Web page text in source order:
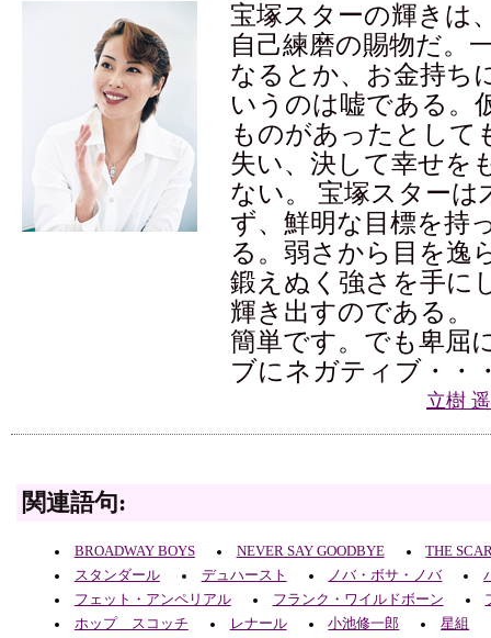
宝塚スターの輝きは
自己練磨の賜物だ。
なるとか、お金持ち
いうのは嘘である。
ものがあったとして
失い、決して幸せを
ない。 宝塚スターは
ず、鮮明な目標を持
る。弱さから目を逸
鍛えぬく強さを手に
輝き出すのである。
簡単です。でも卑屈
ブにネガティブ・・
立樹
関連語句:
BROADWAY BOYS NEVER SAY GOODBYE
THE
スタンダール
デュハースト ノバ・ボサ・ノバ
フェット・アンペリアル
フランク・ワイルドボーン
ホップ スコッチ
レナール 小池修一郎 星組